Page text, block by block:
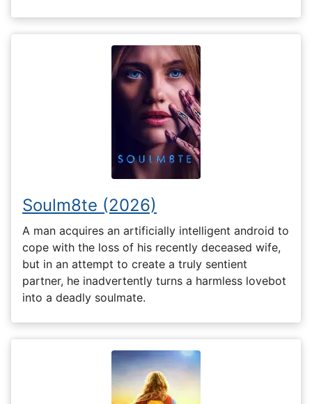
Soulm8te (2026)
A man acquires an artificially intelligent android to
cope with the loss of his recently deceased wife,
but in an attempt to create a truly sentient
partner, he inadvertently turns a harmless lovebot
into a deadly soulmate.